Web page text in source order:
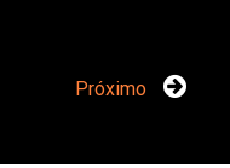
Próximo